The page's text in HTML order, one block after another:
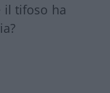
il tifoso ha